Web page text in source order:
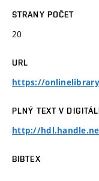
STRANY POČET
20
URL
https://
PLNÝ TEXT V
http://
BIBTEX